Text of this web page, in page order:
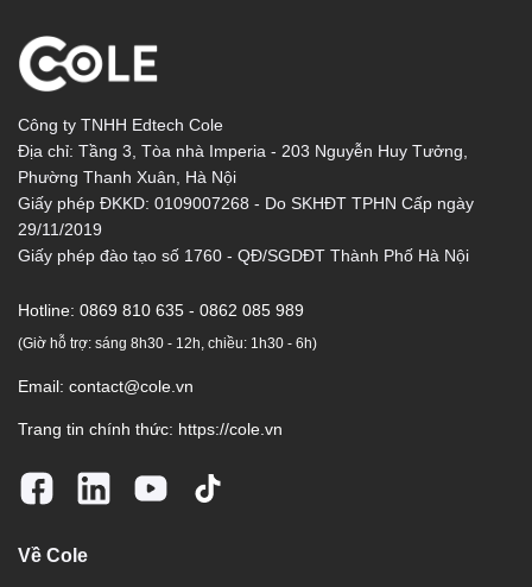
Công ty TNHH Edtech Cole
Địa chỉ: Tầng 3, Tòa nhà Imperia - 203 Nguyễn Huy Tưởng,
Phường Thanh Xuân, Hà Nội
Giấy phép ĐKKD: 0109007268 - Do SKHĐT TPHN Cấp ngày
29/11/2019
Giấy phép đào tạo số 1760 - QĐ/SGDĐT Thành Phố Hà Nội
Hotline: 0869 810 635 - 0862 085 989
(Giờ hỗ trợ: sáng 8h30 - 12h, chiều: 1h30 - 6h)
Email: contact@cole.vn
Trang tin chính thức: https://cole.vn
Về Cole